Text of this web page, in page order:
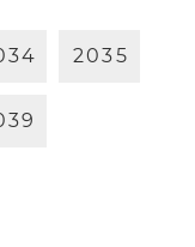
34 2035
39